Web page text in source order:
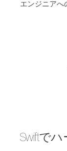
エンジニアへ
Swiftで